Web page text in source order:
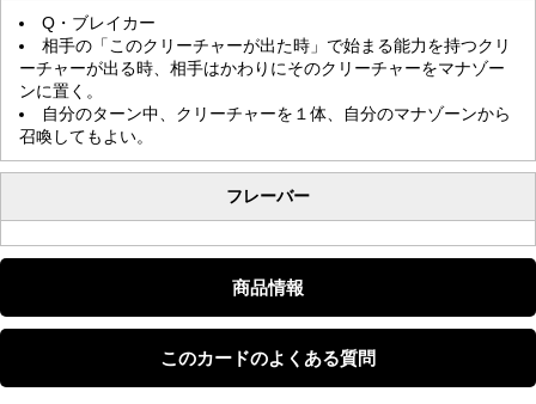
Q・ブレイカー
相手の「このクリーチャーが出た時」で始まる能力を持つクリ
ーチャーが出る時、相手はかわりにそのクリーチャーをマナゾー
ンに置く。
自分のターン中、クリーチャーを１体、自分のマナゾーンから
召喚してもよい。
フレーバー
商品情報
このカードのよくある質問